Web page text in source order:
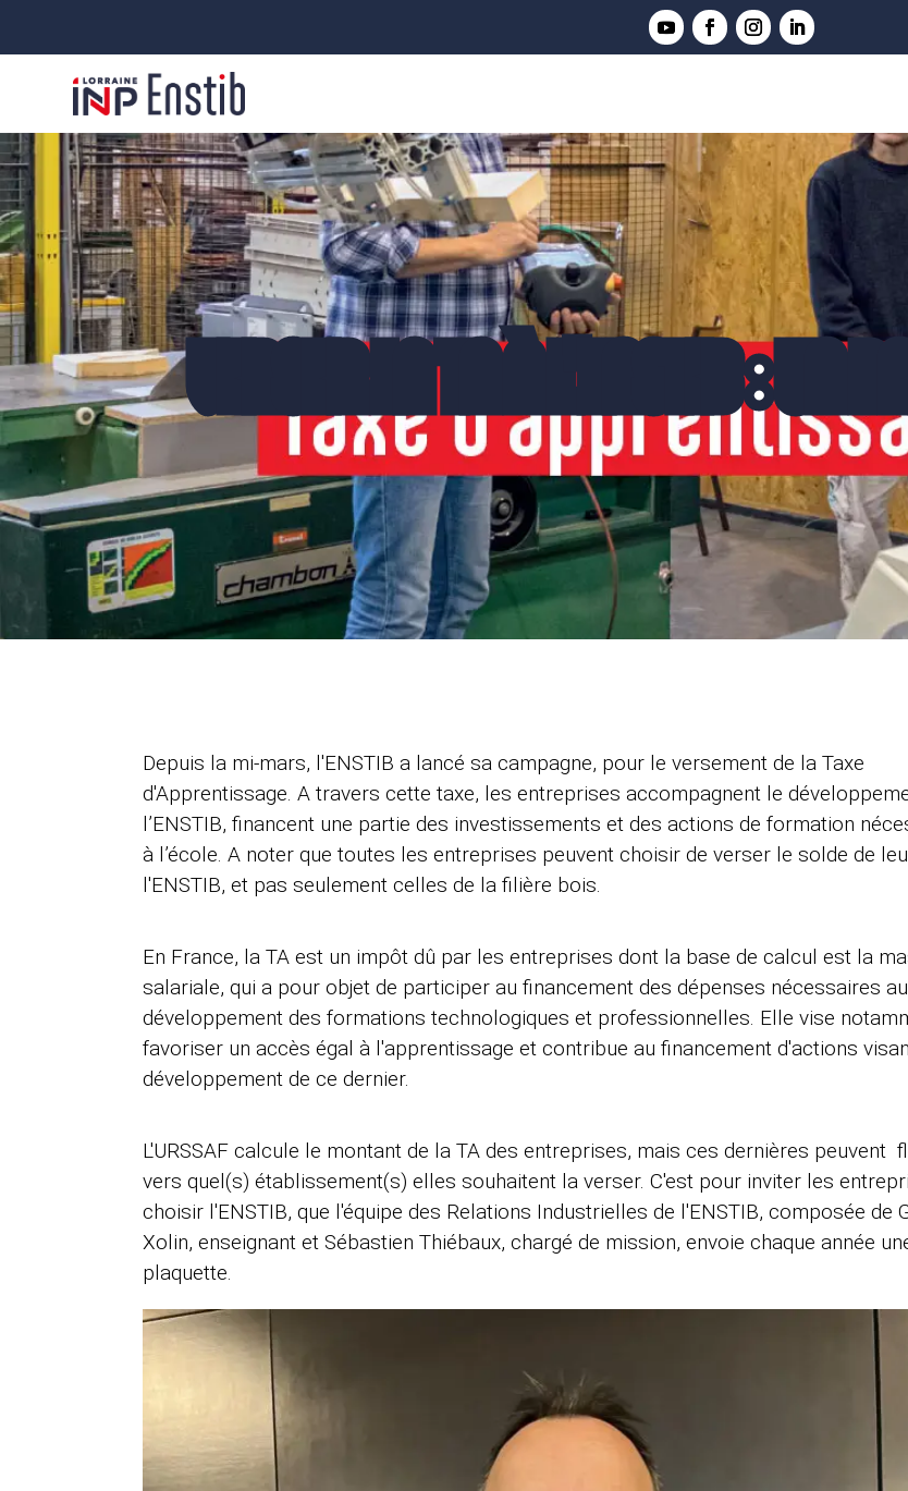
VERSER LA TA À L'ENSTIB : UN
Depuis la mi-mars, l'ENSTIB a lancé sa campagne, pour le versement de la Taxe
d'Apprentissage. A travers cette taxe, les entreprises accompagnent le
l’ENSTIB, financent une partie des investissements et des actions de formation
à l’école. A noter que toutes les entreprises peuvent choisir de verser le solde de
l'ENSTIB, et pas seulement celles de la filière bois.
En France, la TA est un impôt dû par les entreprises dont la base de calcul est la
salariale, qui a pour objet de participer au financement des dépenses nécessaires au
développement des formations technologiques et professionnelles. Elle vise
favoriser un accès égal à l'apprentissage et contribue au financement d'actions
développement de ce dernier.
L'URSSAF calcule le montant de la TA des entreprises, mais ces dernières peuvent
vers quel(s) établissement(s) elles souhaitent la verser. C'est pour inviter les
choisir l'ENSTIB, que l'équipe des Relations Industrielles de l'ENSTIB, composée de
Xolin, enseignant et Sébastien Thiébaux, chargé de mission, envoie chaque année
plaquette.